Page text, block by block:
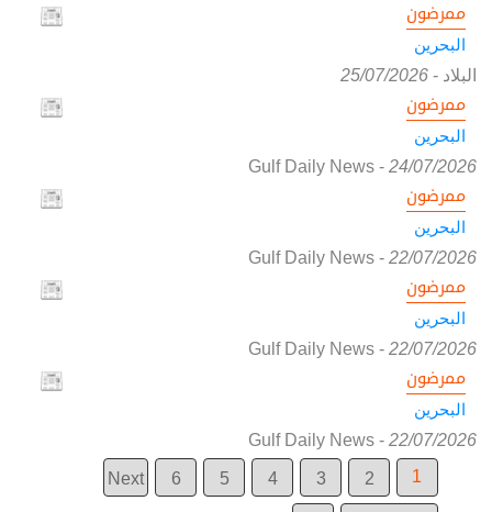
ممرضون
البحرين
البلاد -
25/07/2026
ممرضون
البحرين
Gulf Daily News- 24/07/2026
ممرضون
البحرين
Gulf Daily News- 22/07/2026
ممرضون
البحرين
Gulf Daily News- 22/07/2026
ممرضون
البحرين
Gulf Daily News- 22/07/2026
1
2
3
4
5
6
Next